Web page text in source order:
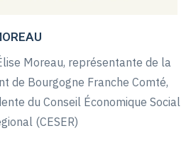
Moreau, représentante de la
de Bourgogne Franche Comté,
du Conseil Économique Social
(CESER)